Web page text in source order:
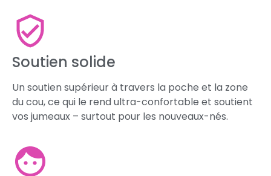
Soutien solide
Un soutien supérieur à travers la poche et la zone
du cou, ce qui le rend ultra-confortable et soutient
vos jumeaux – surtout pour les nouveaux-nés.